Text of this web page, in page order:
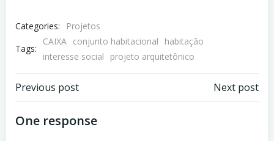
Categories:
Projetos
Tags:
CAIXA conjunto habitacional
habitação
interesse social
projeto arquitetônico
Post
navigation
Previous post Next post
One response